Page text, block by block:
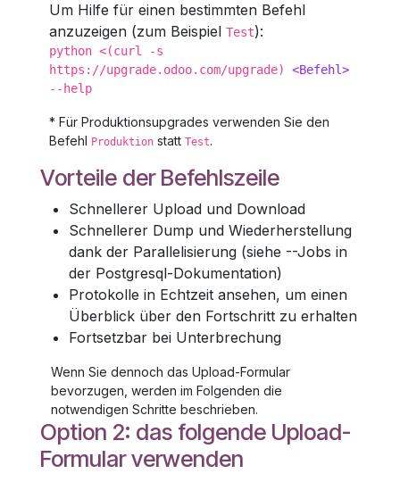
Um Hilfe für einen bestimmten Befehl
anzuzeigen (zum Beispiel Test):
python <(curl -s
https://upgrade.odoo.com/upgrade) <Befehl>
--help
* Für Produktionsupgrades verwenden Sie den
Befehl Produktion statt Test.
Vorteile der Befehlszeile
Schnellerer Upload und Download
Schnellerer Dump und Wiederherstellung
dank der Parallelisierung (siehe --Jobs in
der Postgresql-Dokumentation)
Protokolle in Echtzeit ansehen, um einen
Überblick über den Fortschritt zu erhalten
Fortsetzbar bei Unterbrechung
Wenn Sie dennoch das Upload-Formular
bevorzugen, werden im Folgenden die
notwendigen Schritte beschrieben.
Option 2: das folgende Upload-
Formular verwenden